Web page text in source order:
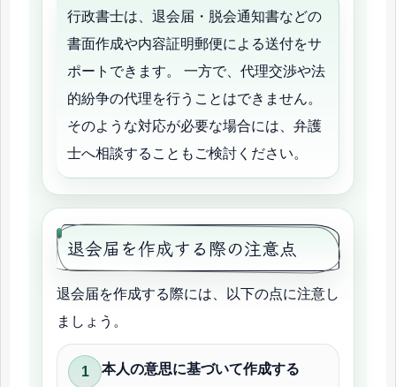
行政書士は、退会届・脱会通知書などの
書面作成や内容証明郵便による送付をサ
ポートできます。 一方で、代理交渉や法
的紛争の代理を行うことはできません。
そのような対応が必要な場合には、弁護
士へ相談することもご検討ください。
退会届を作成する際の注意点
退会届を作成する際には、以下の点に注意し
ましょう。
本人の意思に基づいて作成する